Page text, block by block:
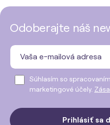
Odoberajte náš
Súhlasím so
marketingové účely.
Prihlásiť sa